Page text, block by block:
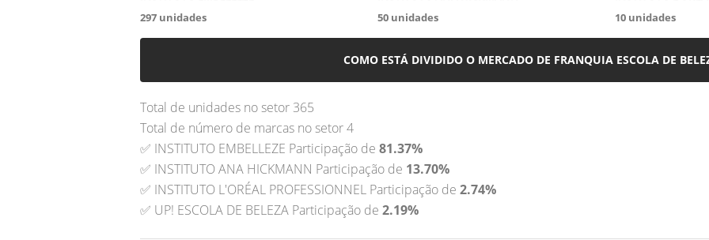
297 unidades
50 unidades
10 unidades
COMO ESTÁ DIVIDIDO O MERCADO DE FRANQUIA ESCOLA DE
Total de unidades no setor 365
Total de número de marcas no setor 4
✅ INSTITUTO EMBELLEZE Participação de 81.37%
✅ INSTITUTO ANA HICKMANN Participação de 13.70%
✅ INSTITUTO L'ORÉAL PROFESSIONNEL Participação de 2.74%
✅ UP! ESCOLA DE BELEZA Participação de 2.19%